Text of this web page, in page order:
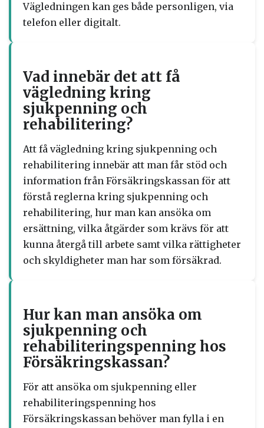
Vägledningen kan ges både personligen, via
telefon eller digitalt.
Vad innebär det att få
vägledning kring
sjukpenning och
rehabilitering?
Att få vägledning kring sjukpenning och
rehabilitering innebär att man får stöd och
information från Försäkringskassan för att
förstå reglerna kring sjukpenning och
rehabilitering, hur man kan ansöka om
ersättning, vilka åtgärder som krävs för att
kunna återgå till arbete samt vilka rättigheter
och skyldigheter man har som försäkrad.
Hur kan man ansöka om
sjukpenning och
rehabiliteringspenning hos
Försäkringskassan?
För att ansöka om sjukpenning eller
rehabiliteringspenning hos
Försäkringskassan behöver man fylla i en